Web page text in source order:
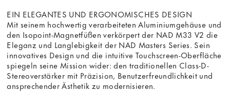
EIN ELEGANTES UND ERGONOMISCHES DESIGN
Mit seinem hochwertig verarbeiteten Aluminiumgehäuse und
den Isopoint-Magnetfüßen verkörpert der NAD M33 V2 die
Eleganz und Langlebigkeit der NAD Masters Series. Sein
innovatives Design und die intuitive Touchscreen-Oberfläche
spiegeln seine Mission wider: den traditionellen Class-D-
Stereoverstärker mit Präzision, Benutzerfreundlichkeit und
ansprechender Ästhetik zu modernisieren.